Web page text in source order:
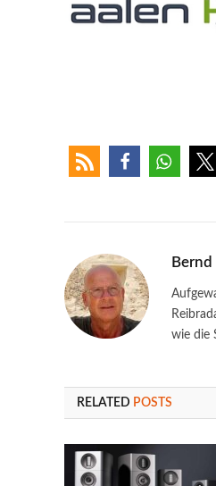
wie die
RELATED POSTS